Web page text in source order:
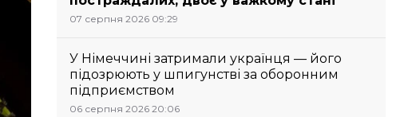
07 серпня 2026 09:29
У Німеччині затримали українця — його
підозрюють у шпигунстві за оборонним
підприємством
06 серпня 2026 20:06